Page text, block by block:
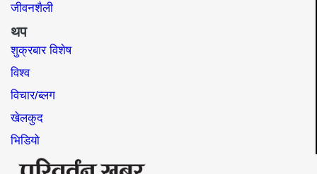
जीवनशैली
थप
शुक्रबार विशेष
विश्व
विचार/ब्लग
खेलकुद
भिडियो